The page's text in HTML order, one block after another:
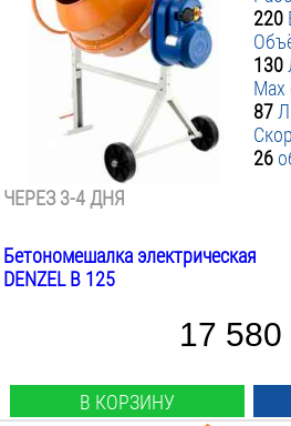
220
130
Max
87 Л
26
ЧЕРЕЗ 3-4 ДНЯ
Бетономешалка электрическая
DENZEL B 125
17 580
В КОРЗИНУ